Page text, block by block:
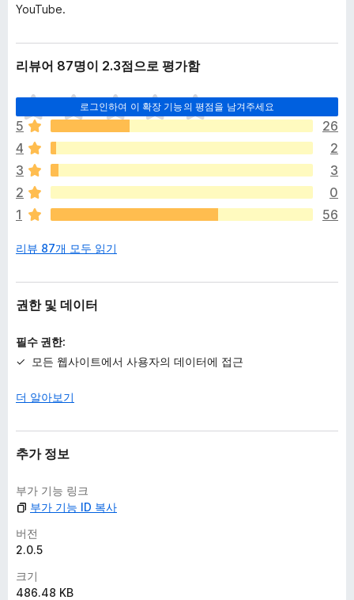
YouTube.
리뷰어 87명이 2.3점으로 평가함
로그인하여 이 확장 기능의 평점을 남겨주세요
아
직
평
점
이
없
습
니
5
26
4
2
3
3
2
0
1
56
리뷰 87개 모두 읽기
권한 및 데이터
필수 권한:
모든 웹사이트에서 사용자의 데이터에 접근
더 알아보기
추가 정보
부가 기능 링크
부가 기능 ID 복사
버전
2.0.5
크기
486.48 KB